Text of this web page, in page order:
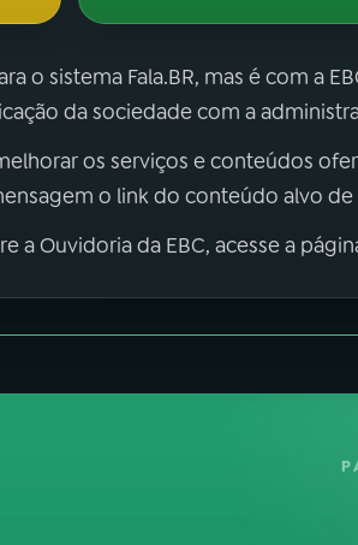
o sistema Fala.BR, mas é com a
da sociedade com a
os serviços e conteúdos
o link do conteúdo alvo de
a Ouvidoria da EBC, acesse a